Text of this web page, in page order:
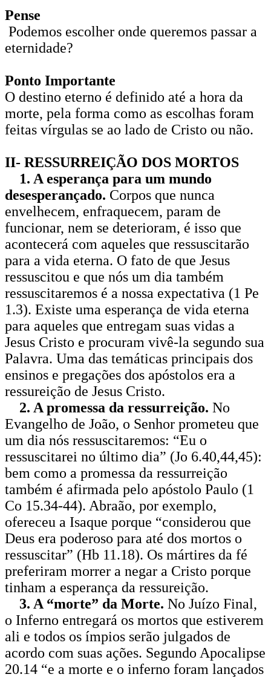
Pense
Podemos escolher onde queremos passar a
eternidade?
Ponto Importante
O destino eterno é definido até a hora da
morte, pela forma como as escolhas foram
feitas vírgulas se ao lado de Cristo ou não.
II- RESSURREIÇÃO DOS MORTOS
1. A esperança para um mundo
desesperançado. Corpos que nunca
envelhecem, enfraquecem, param de
funcionar, nem se deterioram, é isso que
acontecerá com aqueles que ressuscita­rão
para a vida eterna. O fato de que Jesus
ressuscitou e que nós um dia também
ressuscitaremos é a nossa expectativa (1 Pe
1.3). Existe uma esperança de vida eterna
para aqueles que entregam suas vidas a
Jesus Cristo e procuram vivê-la segundo sua
Palavra. Uma das temáticas principais dos
ensinos e pregações dos apóstolos era a
ressureição de Jesus Cristo.
2. A promessa da ressurreição. No
Evangelho de João, o Senhor prometeu que
um dia nós ressuscitaremos: “Eu o
ressuscitarei no último dia” (Jo 6.40,44,45):
bem como a promessa da ressurreição
também é afirmada pelo apóstolo Paulo (1
Co 15.34-44). Abraão, por exemplo,
ofereceu a Isaque porque “considerou que
Deus era poderoso para até dos mortos o
ressuscitar” (Hb 11.18). Os már­tires da fé
preferiram morrer a negar a Cristo porque
tinham a esperança da ressureição.
3. A “morte” da Morte. No Juízo Fi­nal,
o Inferno entregará os mortos que estiverem
ali e todos os ímpios serão julgados de
acordo com suas ações. Segundo Apocalipse
20.14 “e a morte e o inferno foram lançados